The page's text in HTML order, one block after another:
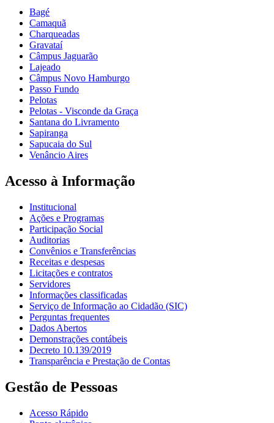
Bagé
Camaquã
Charqueadas
Gravataí
Câmpus Jaguarão
Lajeado
Câmpus Novo Hamburgo
Passo Fundo
Pelotas
Pelotas - Visconde da Graça
Santana do Livramento
Sapiranga
Sapucaia do Sul
Venâncio Aires
Acesso à Informação
Institucional
Ações e Programas
Participação Social
Auditorias
Convênios e Transferências
Receitas e despesas
Licitações e contratos
Servidores
Informações classificadas
Serviço de Informação ao Cidadão (SIC)
Perguntas frequentes
Dados Abertos
Demonstrações contábeis
Decreto 10.139/2019
Transparência e Prestação de Contas
Gestão de Pessoas
Acesso Rápido